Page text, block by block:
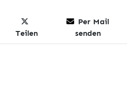
Teilen
Per Mail
senden